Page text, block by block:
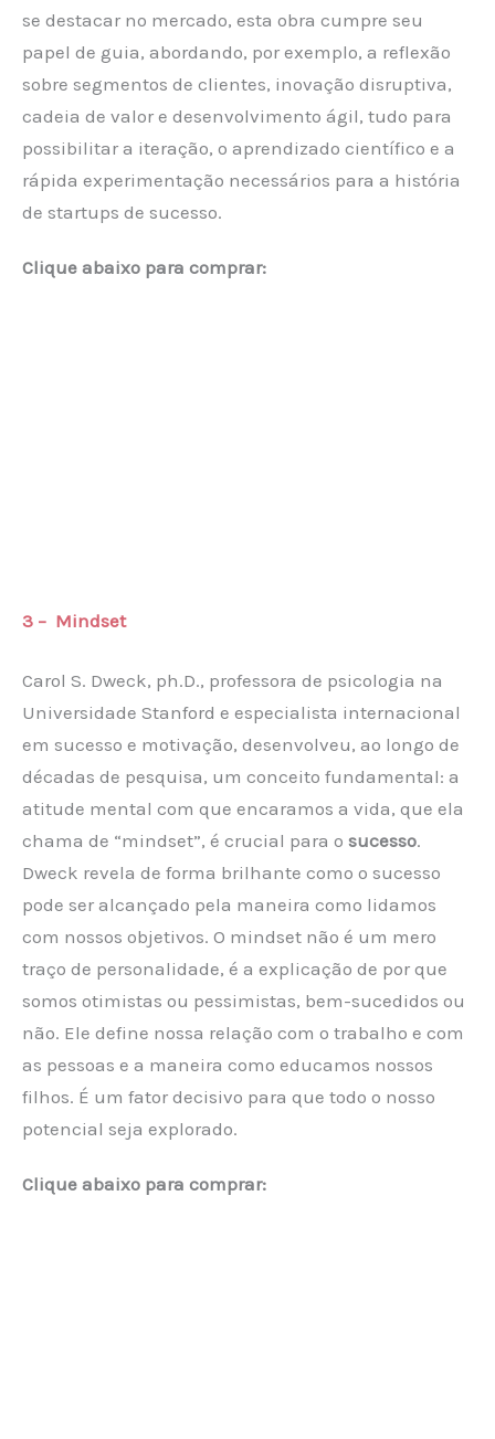
se destacar no mercado, esta obra cumpre seu
papel de guia, abordando, por exemplo, a reflexão
sobre segmentos de clientes, inovação disruptiva,
cadeia de valor e desenvolvimento ágil, tudo para
possibilitar a iteração, o aprendizado científico e a
rápida experimentação necessários para a história
de startups de sucesso.
Clique abaixo para comprar:
3 – Mindset
Carol S. Dweck, ph.D., professora de psicologia na
Universidade Stanford e especialista internacional
em sucesso e motivação, desenvolveu, ao longo de
décadas de pesquisa, um conceito fundamental: a
atitude mental com que encaramos a vida, que ela
chama de “mindset”, é crucial para o sucesso.
Dweck revela de forma brilhante como o sucesso
pode ser alcançado pela maneira como lidamos
com nossos objetivos. O mindset não é um mero
traço de personalidade, é a explicação de por que
somos otimistas ou pessimistas, bem-sucedidos ou
não. Ele define nossa relação com o trabalho e com
as pessoas e a maneira como educamos nossos
filhos. É um fator decisivo para que todo o nosso
potencial seja explorado.
Clique abaixo para comprar: